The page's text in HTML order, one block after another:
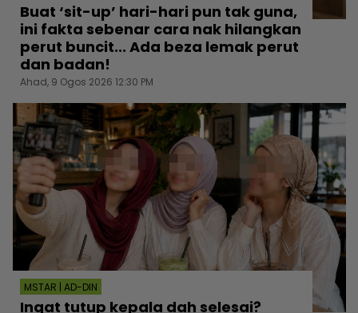
Buat ‘sit-up’ hari-hari pun tak guna,
ini fakta sebenar cara nak hilangkan
perut buncit... Ada beza lemak perut
dan badan!
Ahad, 9 Ogos 2026 12:30 PM
MSTAR | AD-DIN
Ingat tutup kepala dah selesai?